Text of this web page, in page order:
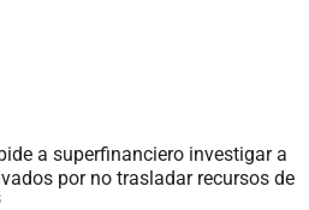
a superfinanciero investigar a
por no trasladar recursos de